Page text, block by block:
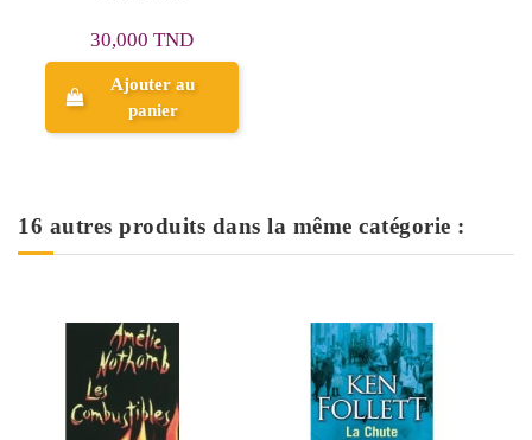
30,000 TND
Ajouter au
panier
16 autres produits dans la même catégorie :